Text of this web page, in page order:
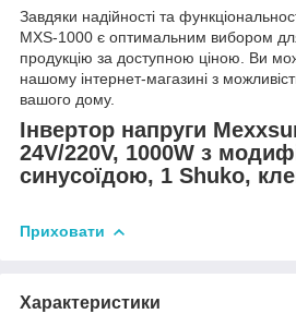
Завдяки надійності та
MXS-1000 є оптимальним вибором
продукцію за доступною ціною. Ви
нашому інтернет-магазині з
вашого дому.
Інвертор напруги
24V/220V, 1000W з
синусоїдою, 1 Shuko,
Приховати
Характеристики